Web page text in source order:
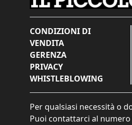
CONDIZIONI DI
VENDITA
GERENZA
PRIVACY
WHISTLEBLOWING
Per qualsiasi necessità o
Puoi contattarci al numero